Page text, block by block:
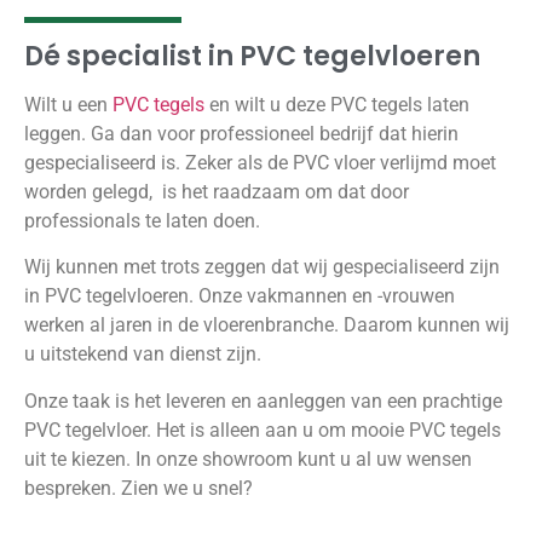
Dé specialist in PVC tegelvloeren
Wilt u een PVC tegels en wilt u deze PVC tegels laten
leggen. Ga dan voor professioneel bedrijf dat hierin
gespecialiseerd is. Zeker als de PVC vloer verlijmd moet
worden gelegd, is het raadzaam om dat door
professionals te laten doen.
Wij kunnen met trots zeggen dat wij gespecialiseerd zijn
in PVC tegelvloeren. Onze vakmannen en -vrouwen
werken al jaren in de vloerenbranche. Daarom kunnen wij
u uitstekend van dienst zijn.
Onze taak is het leveren en aanleggen van een prachtige
PVC tegelvloer. Het is alleen aan u om mooie PVC tegels
uit te kiezen. In onze showroom kunt u al uw wensen
bespreken. Zien we u snel?